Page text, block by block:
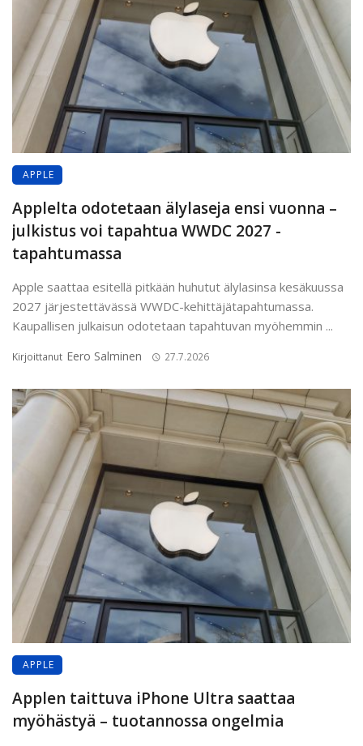
APPLE
Applelta odotetaan älylaseja ensi vuonna –
julkistus voi tapahtua WWDC 2027 -
tapahtumassa
Apple saattaa esitellä pitkään huhutut älylasinsa kesäkuussa
2027 järjestettävässä WWDC-kehittäjätapahtumassa.
Kaupallisen julkaisun odotetaan tapahtuvan myöhemmin ...
Kirjoittanut Eero Salminen 27.7.2026
APPLE
Applen taittuva iPhone Ultra saattaa
myöhästyä – tuotannossa ongelmia